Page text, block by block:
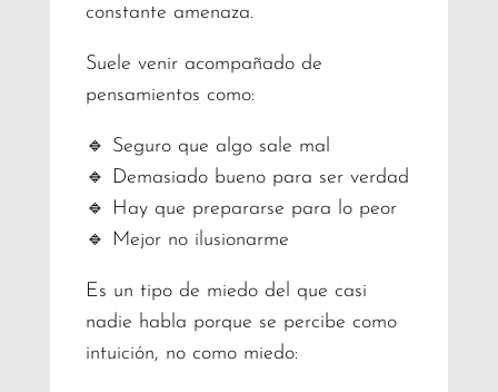
constante amenaza.
Suele venir acompañado de
pensamientos como:
🔹 Seguro que algo sale mal
🔹 Demasiado bueno para ser verdad
🔹 Hay que prepararse para lo peor
🔹 Mejor no ilusionarme
Es un tipo de miedo del que casi
nadie habla porque se percibe como
intuición, no como miedo: